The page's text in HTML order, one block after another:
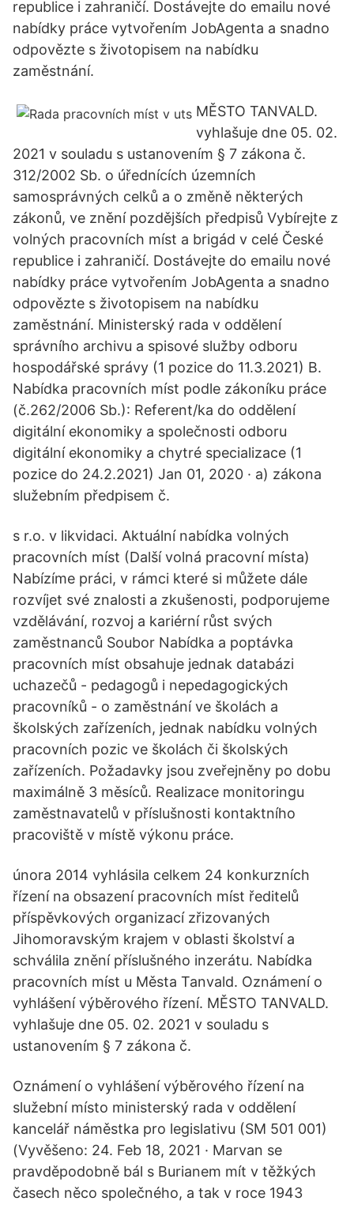
republice i zahraničí. Dostávejte do emailu nové
nabídky práce vytvořením JobAgenta a snadno
odpovězte s životopisem na nabídku
zaměstnání.
MĚSTO TANVALD.
vyhlašuje dne 05. 02.
2021 v souladu s ustanovením § 7 zákona č.
312/2002 Sb. o úřednících územních
samosprávných celků a o změně některých
zákonů, ve znění pozdějších předpisů Vybírejte z
volných pracovních míst a brigád v celé České
republice i zahraničí. Dostávejte do emailu nové
nabídky práce vytvořením JobAgenta a snadno
odpovězte s životopisem na nabídku
zaměstnání. Ministerský rada v oddělení
správního archivu a spisové služby odboru
hospodářské správy (1 pozice do 11.3.2021) B.
Nabídka pracovních míst podle zákoníku práce
(č.262/2006 Sb.): Referent/ka do oddělení
digitální ekonomiky a společnosti odboru
digitální ekonomiky a chytré specializace (1
pozice do 24.2.2021) Jan 01, 2020 · a) zákona
služebním předpisem č.
s r.o. v likvidaci. Aktuální nabídka volných
pracovních míst (Další volná pracovní místa)
Nabízíme práci, v rámci které si můžete dále
rozvíjet své znalosti a zkušenosti, podporujeme
vzdělávání, rozvoj a kariérní růst svých
zaměstnanců Soubor Nabídka a poptávka
pracovních míst obsahuje jednak databázi
uchazečů - pedagogů i nepedagogických
pracovníků - o zaměstnání ve školách a
školských zařízeních, jednak nabídku volných
pracovních pozic ve školách či školských
zařízeních. Požadavky jsou zveřejněny po dobu
maximálně 3 měsíců. Realizace monitoringu
zaměstnavatelů v příslušnosti kontaktního
pracoviště v místě výkonu práce.
února 2014 vyhlásila celkem 24 konkurzních
řízení na obsazení pracovních míst ředitelů
příspěvkových organizací zřizovaných
Jihomoravským krajem v oblasti školství a
schválila znění příslušného inzerátu. Nabídka
pracovních míst u Města Tanvald. Oznámení o
vyhlášení výběrového řízení. MĚSTO TANVALD.
vyhlašuje dne 05. 02. 2021 v souladu s
ustanovením § 7 zákona č.
Oznámení o vyhlášení výběrového řízení na
služební místo ministerský rada v oddělení
kancelář náměstka pro legislativu (SM 501 001)
(Vyvěšeno: 24. Feb 18, 2021 · Marvan se
pravděpodobně bál s Burianem mít v těžkých
časech něco společného, a tak v roce 1943